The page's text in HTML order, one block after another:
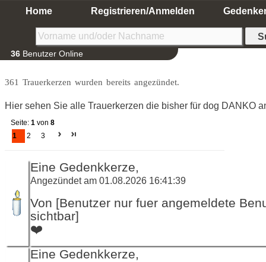
Home Registrieren/Anmelden
36 Benutzer Online
361 Trauerkerzen wurden bereits angezündet.
Hier sehen Sie alle Trauerkerzen die bisher für dog DANKO
Seite: 1 von 8
1
2 3
Eine Gedenkkerze,
Angezündet am 01.08.2026 16:41:39
Von [Benutzer nur fuer angemeldete
sichtbar]
❤️
Eine Gedenkkerze,